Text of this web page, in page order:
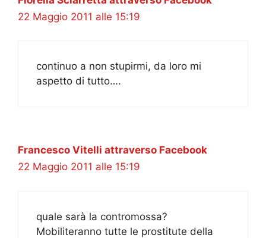
22 Maggio 2011 alle 15:19
continuo a non stupirmi, da loro mi
aspetto di tutto….
Francesco Vitelli attraverso Facebook
22 Maggio 2011 alle 15:19
quale sarà la contromossa?
Mobiliteranno tutte le prostitute della